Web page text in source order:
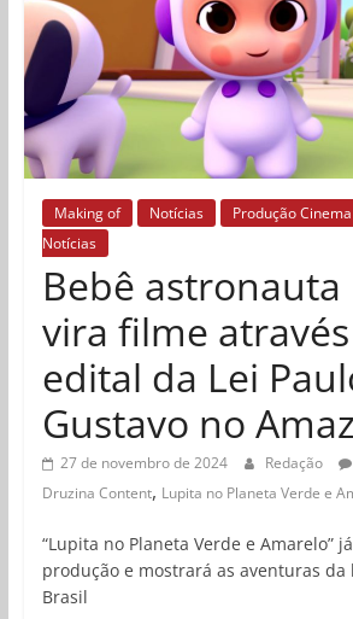
Making of Notícias Produção Cinema
Notícias
Bebê astronauta
vira filme
edital da Lei
Gustavo no
27 de novembro de 2024 Redação
Druzina Content, Lupita no Planeta Verde e
“Lupita no Planeta Verde e Amarelo”
produção e mostrará as aventuras da
Brasil